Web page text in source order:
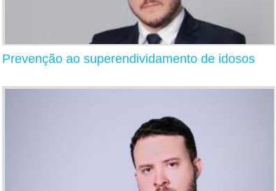
Prevenção ao superendividamento de idosos